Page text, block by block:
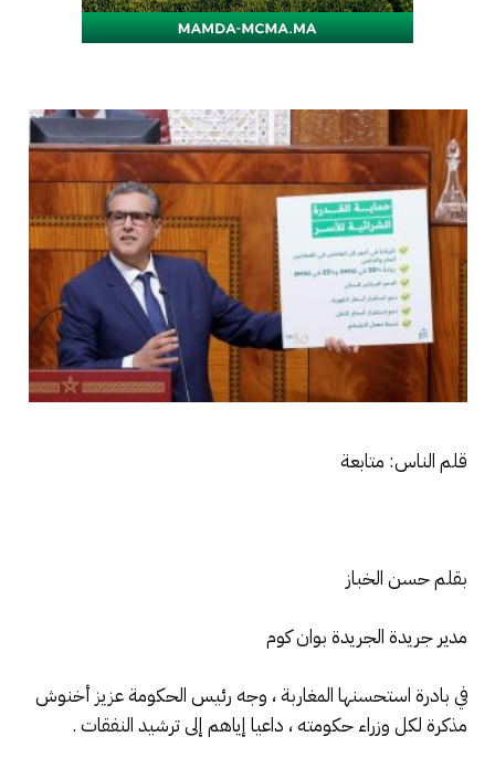
قلم الناس: متابعة
بقلم حسن الخباز
مدير جريدة الجريدة بوان كوم
في بادرة استحسنها المغاربة ، وجه رئيس الحكومة عزيز أخنوش
مذكرة لكل وزراء حكومته ، داعيا إياهم إلى ترشيد النفقات .